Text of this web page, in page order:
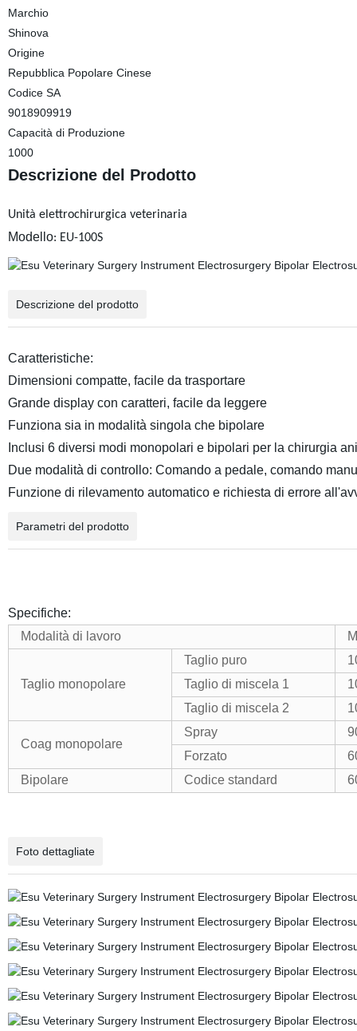
Marchio
Shinova
Origine
Repubblica Popolare Cinese
Codice SA
9018909919
Capacità di Produzione
1000
Descrizione del Prodotto
Unità elettrochirurgica veterinaria
Modello: EU-100S
Descrizione del prodotto
Caratteristiche:
Dimensioni compatte, facile da trasportare
Grande display con caratteri, facile da leggere
Funziona sia in modalità singola che bipolare
Inclusi 6 diversi modi monopolari e bipolari per la chirurgia
Due modalità di controllo: Comando a pedale, comando
Funzione di rilevamento automatico e richiesta di errore
Parametri del prodotto
Specifiche:
Modalità di lavoro
Taglio monopolare
Taglio puro
Taglio di miscela 1
Taglio di miscela 2
Coag monopolare
Spray
Forzato
Bipolare
Codice standard
Foto dettagliate